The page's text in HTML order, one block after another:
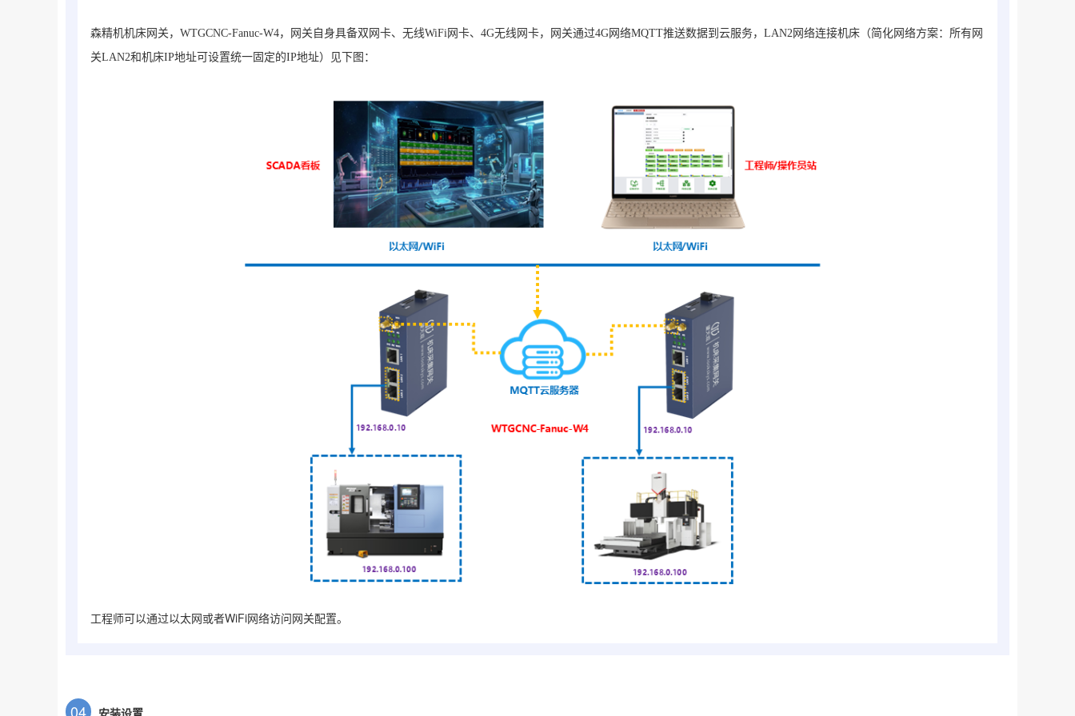
森精机机床网关，WTGCNC-Fanuc-W4，网关自身具备双网卡、无线WiFi网卡、4G无线网卡，网关通过4G网络MQTT推送数据到云服务，LAN2网络连接机床（简化网络方案：所有网
关LAN2和机床IP地址可设置统一固定的IP地址）见下图：
工程师可以通过以太网或者WiFi网络访问网关配置。
04